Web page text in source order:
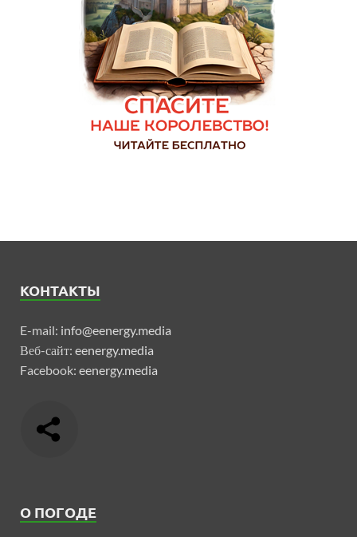
КОНТАКТЫ
E-mail: info@eenergy.media
Веб-сайт: eenergy.media
Facebook: eenergy.media
О ПОГОДЕ